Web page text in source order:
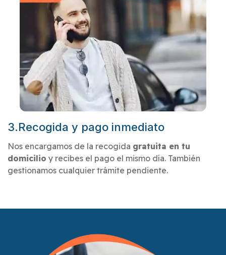
3.Recogida y pago inmediato
Nos encargamos de la recogida gratuita en tu
domicilio y recibes el pago el mismo día. También
gestionamos cualquier trámite pendiente.